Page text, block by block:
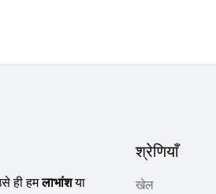
ही हमलाभांशया
श्रेणियाँ
खेल